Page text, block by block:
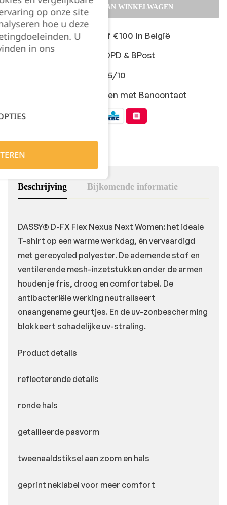
TOEVOEGEN AAN WINKELWAGEN
Gratis levering vanaf €100 in België
Snelle levering met DPD & BPost
Klanten geven ons 9,5/10
Veilig online afrekenen met Bancontact
Beschrijving Bijkomende informatie
DASSY® D-FX Flex Nexus Next Women: het ideale
T-shirt op een warme werkdag, én vervaardigd
met gerecycled polyester. De ademende stof en
ventilerende mesh-inzetstukken onder de armen
houden je fris, droog en comfortabel. De
antibacteriële werking neutraliseert
onaangename geurtjes. En de uv-zonbescherming
blokkeert schadelijke uv-straling.
Product details
reflecterende details
ronde hals
getailleerde pasvorm
tweenaaldstiksel aan zoom en hals
geprint neklabel voor meer comfort
op onze site
hoe u deze
U
in ons